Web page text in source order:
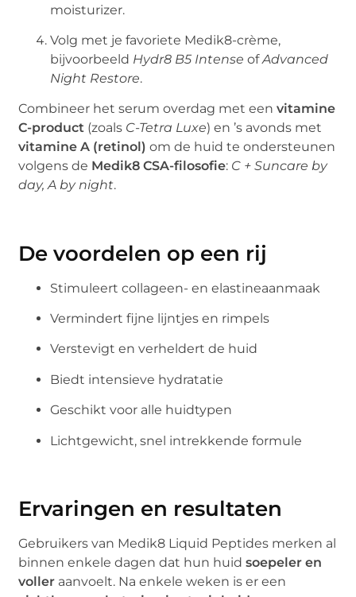
moisturizer.
Volg met je favoriete Medik8-crème,
bijvoorbeeld Hydr8 B5 Intense ofAdvanced
Night Restore.
Combineer het serum overdag met eenvitamine
C-product (zoals C-Tetra Luxe) en ’s avonds met
vitamine A (retinol) om de huid te ondersteunen
volgens de Medik8 CSA-filosofie: C + Suncare by
day, A by night.
De voordelen op een rij
Stimuleert collageen- en elastineaanmaak
Vermindert fijne lijntjes en rimpels
Verstevigt en verheldert de huid
Biedt intensieve hydratatie
Geschikt voor alle huidtypen
Lichtgewicht, snel intrekkende formule
Ervaringen en resultaten
Gebruikers van Medik8 Liquid Peptides merken al
binnen enkele dagen dat hun huidsoepeler en
voller aanvoelt. Na enkele weken is er een